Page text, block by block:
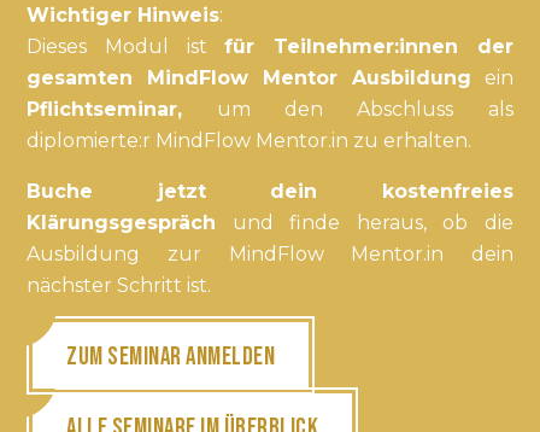
Wichtiger Hinweis:
Dieses Modul istfür Teilnehmer:innen der
gesamten MindFlow Mentor Ausbildung ein
Pflichtseminar, um den Abschluss als
diplomierte:r MindFlow Mentor.in zu erhalten.
Buche jetzt dein kostenfreies
Klärungsgespräch und finde heraus, ob die
Ausbildung zur MindFlow Mentor.in dein
nächster Schritt ist.
ZUM SEMINAR ANMELDEN